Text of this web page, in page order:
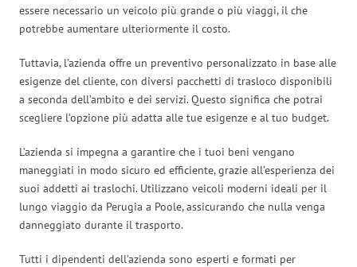
essere necessario un veicolo più grande o più viaggi, il che
potrebbe aumentare ulteriormente il costo.
Tuttavia, l’azienda offre un preventivo personalizzato in base alle
esigenze del cliente, con diversi pacchetti di trasloco disponibili
a seconda dell’ambito e dei servizi. Questo significa che potrai
scegliere l’opzione più adatta alle tue esigenze e al tuo budget.
L’azienda si impegna a garantire che i tuoi beni vengano
maneggiati in modo sicuro ed efficiente, grazie all’esperienza dei
suoi addetti ai traslochi. Utilizzano veicoli moderni ideali per il
lungo viaggio da Perugia a Poole, assicurando che nulla venga
danneggiato durante il trasporto.
Tutti i dipendenti dell’azienda sono esperti e formati per